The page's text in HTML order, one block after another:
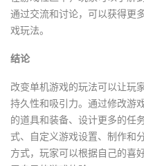
通过交流和讨论，可以获得更
戏玩法。
结论
改变单机游戏的玩法可以让玩
持久性和吸引力。通过修改游
的道具和装备、设计更多的任
式、自定义游戏设置、制作和
方式，玩家可以根据自己的喜